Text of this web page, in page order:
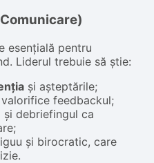
esențială pentru
Liderul trebuie să știe:
și așteptările;
feedbackul;
debriefingul ca
și birocratic, care